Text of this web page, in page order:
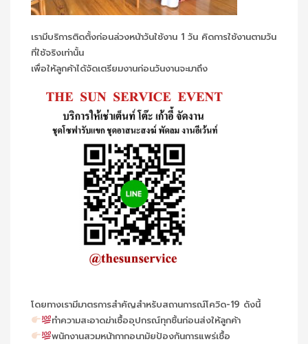
เรามีบริการติดตั้งก่อนล่วงหน้าวันใช้งาน 1 วัน คิดการใช้งานตามวัน
ที่ใช้จริงเท่านั้น
เพื่อให้ลูกค้าได้จัดเตรียมงานก่อนวันงานจะมาถึง
โดยทางเรามีมาตรการสำคัญสำหรับสถานการณ์โควิด-19 ดังนี้
ทำความสะอาดฆ่าเชื้ออุปกรณ์ทุกชิ้นก่อนส่งให้ลูกค้า
พนักงานสวมหน้ากากอนามัยป้องกันการแพร่เชื้อ